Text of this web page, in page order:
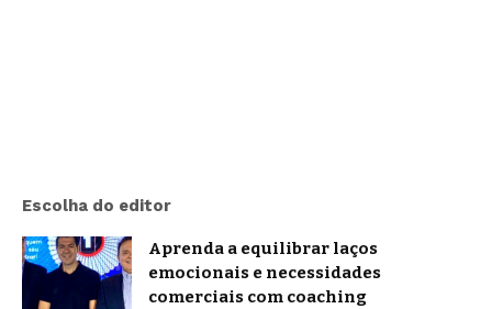
Escolha do editor
Aprenda a equilibrar laços
emocionais e necessidades
comerciais com coaching